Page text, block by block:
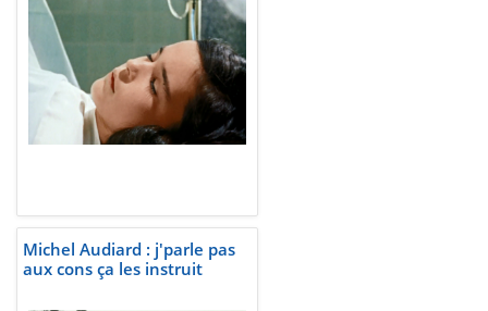
Michel Audiard : j'parle pas
aux cons ça les instruit